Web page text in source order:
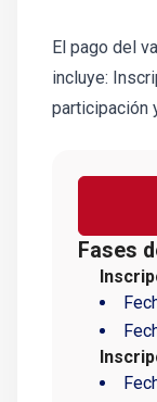
El pago del
incluye:
participación
Fases